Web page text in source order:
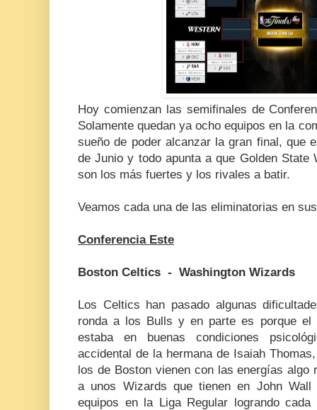
Hoy comienzan las semifinales de
Solamente quedan ya ocho equipos en la
sueño de poder alcanzar la gran final, que
de Junio y todo apunta a que Golden State
son los más fuertes y los rivales a batir.
Veamos cada una de las eliminatorias en
Conferencia Este
Boston Celtics - Washington Wizards
Los Celtics han pasado algunas
ronda a los Bulls y en parte es porque el
estaba en buenas condiciones
accidental de la hermana de Isaiah
los de Boston vienen con las energías algo
a unos Wizards que tienen en John
equipos en la Liga Regular logrando